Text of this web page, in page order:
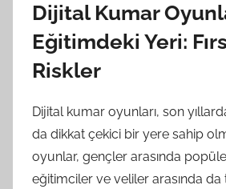
Dijital Kumar
Eğitimdeki Yeri:
Riskler
Dijital kumar oyunları, son
da dikkat çekici bir yere sahip
oyunlar, gençler arasında
eğitimciler ve veliler arasında da